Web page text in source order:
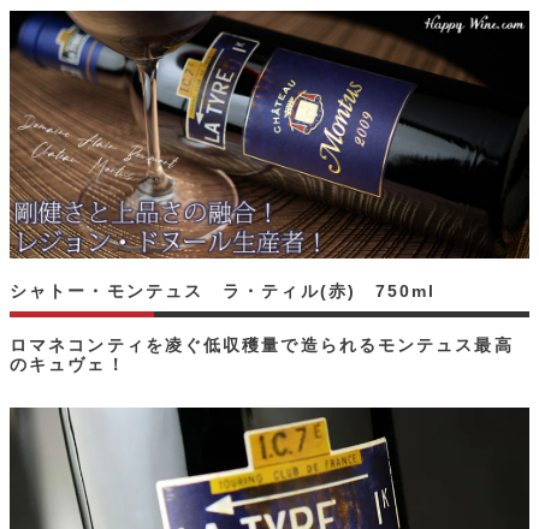
ロマネコンティを凌ぐ低収穫量で造られるモンテュス最高
のキュヴェ！
シャトー・モンテュス ラ・ティル(赤) 750ml